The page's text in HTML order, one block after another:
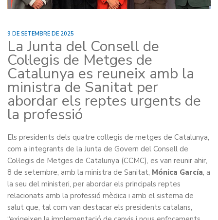
9 DE SETEMBRE DE 2025
La Junta del Consell de
Col·legis de Metges de
Catalunya es reuneix amb la
ministra de Sanitat per
abordar els reptes urgents de
la professió
Els presidents dels quatre col·legis de metges de Catalunya,
com a integrants de la Junta de Govern del Consell de
Col·legis de Metges de Catalunya (CCMC), es van reunir ahir,
8 de setembre, amb la ministra de Sanitat, Mónica García, a
la seu del ministeri, per abordar els principals reptes
relacionats amb la professió mèdica i amb el sistema de
salut que, tal com van destacar els presidents catalans,